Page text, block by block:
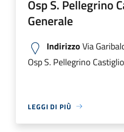
Osp S. Pellegrino
Generale
IndirizzoVia
Osp S. Pellegrino
LEGGI DI PIÙ